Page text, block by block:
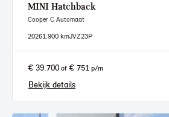
MINI Hatchback
Cooper C Automaat
20261.900 kmJVZ23P
€ 39.700 of € 751 p/m
Bekijk details